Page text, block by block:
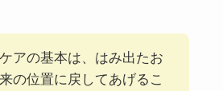
アの基本は、はみ出たお
の位置に戻してあげるこ